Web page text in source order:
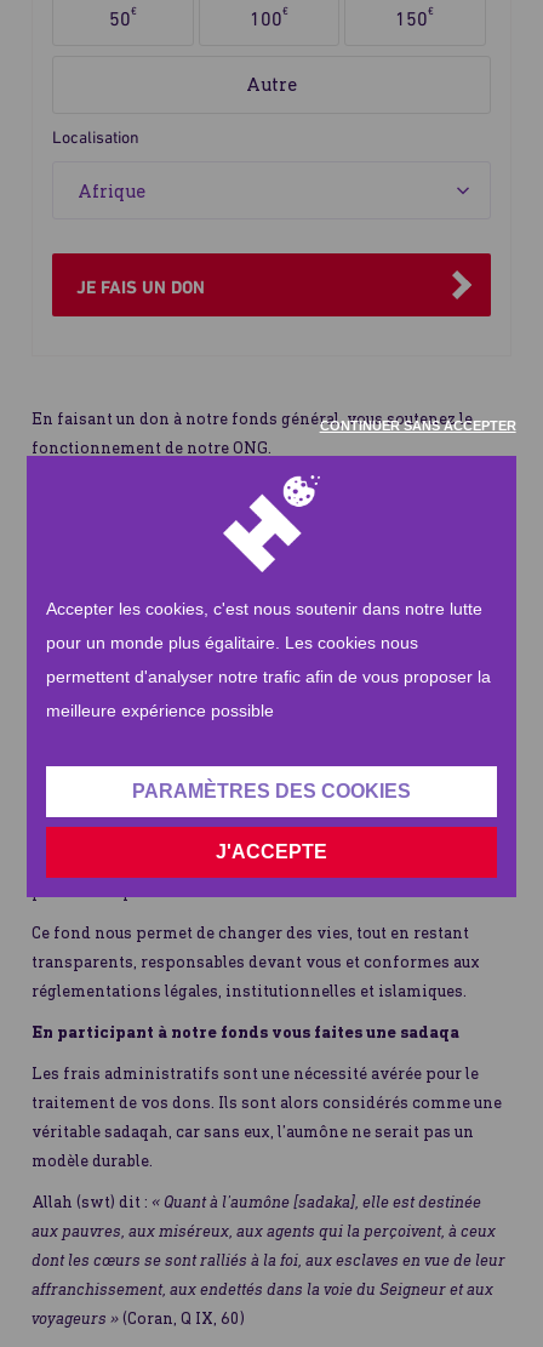
CONTINUER SANS ACCEPTER
Accepter les cookies, c'est nous soutenir dans notre lutte
pour un monde plus égalitaire. Les cookies nous
permettent d'analyser notre trafic afin de vous proposer la
meilleure expérience possible
PARAMÈTRES DES COOKIES
J'ACCEPTE
En faisant un don à notre fonds général, vous soutenez le
fonctionnement de notre ONG.
Un don aura toujours son utilité et ses bienfaits
Ce sont vos dons qui rendent possible la réalisation de nos
actions globales, les actions indispensables au cheminement
divers projets en France et à l’international. Aidez-nous à
faire fonctionner Human Appeal et à être toujours en mesure
d'aider les personnes dans le besoin.
Contribuez à ce que Human Appeal continue à fonctionner et
administratif permet de sauver des vies. Grâce à lui, notre
personnel peut soumettre des propositions d'experts et nous
permettre d'engager des spécialistes de la protection, afin de
garantir la sécurité, la santé et le confort de toutes les
Ce fond nous permet de changer des vies, tout en restant
transparents, responsables devant vous et conformes aux
réglementations légales, institutionnelles et islamiques.
En participant à notre fonds vous faites une sadaqa
Les frais administratifs sont une nécessité avérée pour le
traitement de vos dons. Ils sont alors considérés comme une
véritable sadaqah, car sans eux, l’aumône ne serait pas un
modèle durable.
Allah (swt) dit : « Quant à l’aumône [sadaka], elle est destinée
aux pauvres, aux miséreux, aux agents qui la perçoivent, à ceux
dont les cœurs se sont ralliés à la foi, aux esclaves en vue de leur
affranchissement, aux endettés dans la voie du Seigneur et aux
voyageurs » (Coran, Q IX, 60)
50€ 100€ 150€
Localisation
JE FAIS UN DON